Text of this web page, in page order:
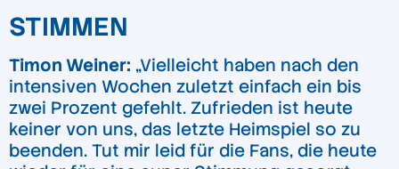
STIMMEN
Timon Weiner: „Vielleicht haben nach den
intensiven Wochen zuletzt einfach ein bis
zwei Prozent gefehlt. Zufrieden ist heute
keiner von uns, das letzte Heimspiel so zu
beenden. Tut mir leid für die Fans, die heute